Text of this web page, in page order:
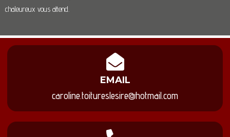
chaleureux vous attend.
EMAIL
caroline.toitureslesire@hotmail.com